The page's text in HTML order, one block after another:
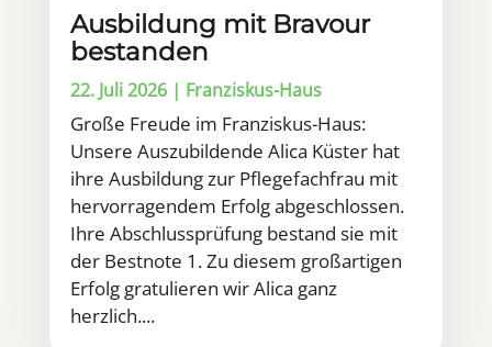
Ausbildung mit Bravour
bestanden
22. Juli 2026| Franziskus-Haus
Große Freude im Franziskus-Haus:
Unsere Auszubildende Alica Küster hat
ihre Ausbildung zur Pflegefachfrau mit
hervorragendem Erfolg abgeschlossen.
Ihre Abschlussprüfung bestand sie mit
der Bestnote 1. Zu diesem großartigen
Erfolg gratulieren wir Alica ganz
herzlich....